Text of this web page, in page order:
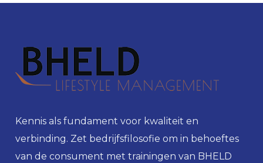
Kennis als fundament voor kwaliteit en
verbinding. Zet bedrijfsfilosofie om in behoeftes
van de consument met trainingen van BHELD